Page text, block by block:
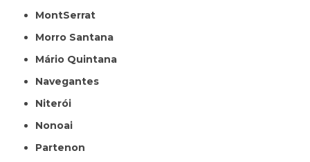
MontSerrat
Morro Santana
Mário Quintana
Navegantes
Niterói
Nonoai
Partenon